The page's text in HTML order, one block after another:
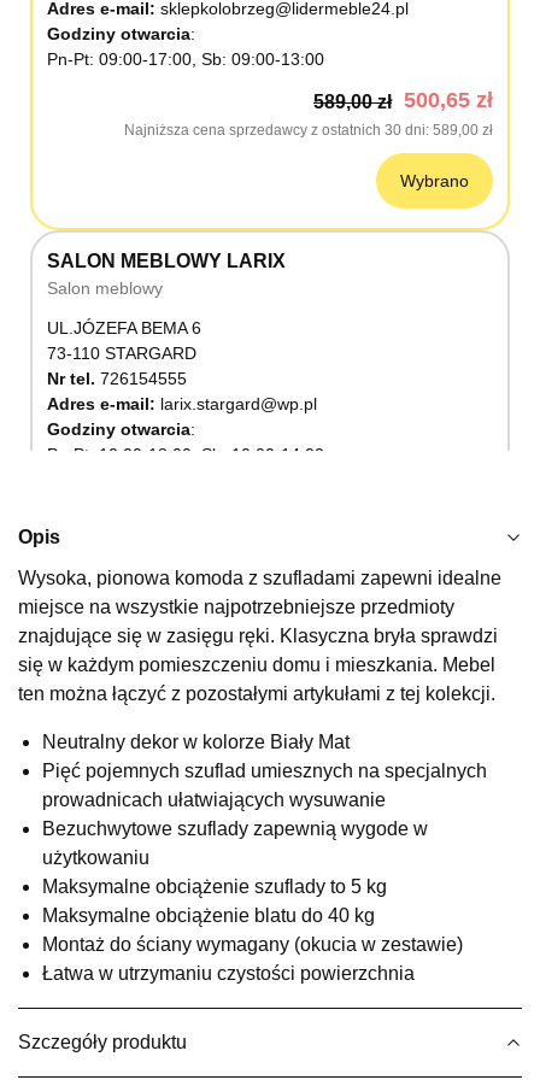
Adres e-mail: sklepkolobrzeg@lidermeble24.pl
Godziny otwarcia
Pn-Pt: 09:00-17:00, Sb: 09:00-13:00
589,00 zł 500,65 zł
Najniższa cena sprzedawcy z ostatnich 30 dni 589,00 zł
Wybrano
SALON MEBLOWY LARIX
Salon meblowy
UL.JÓZEFA BEMA 6
73-110 STARGARD
Nr tel. 726154555
Adres e-mail: larix.stargard@wp.pl
Godziny otwarcia
Pn-Pt: 10:00-18:00, Sb: 10:00-14:00
Wybierz
SALON MEBLOWY KUBUŚ
Salon meblowy
66-470 KOSTRZYN NAD ODRĄ
Nr tel.507103199
Godziny otwarcia
Pn-Pt: 10:00-18:00, Sb: 10:00-14:00
Najniższa cena sprzedawcy z ostatnich 30 dni
Wybierz
Salon meblowy
Opis
Wysoka, pionowa komoda z szufladami zapewni idealne
miejsce na wszystkie najpotrzebniejsze przedmioty
znajdujące się w zasięgu ręki. Klasyczna bryła sprawdzi
się w każdym pomieszczeniu domu i mieszkania. Mebel
ten można łączyć z pozostałymi artykułami z tej kolekcji.
Neutralny dekor w kolorze Biały Mat
Pięć pojemnych szuflad umiesznych na specjalnych
prowadnicach ułatwiających wysuwanie
Bezuchwytowe szuflady zapewnią wygode w
użytkowaniu
Maksymalne obciążenie szuflady to 5 kg
Maksymalne obciążenie blatu do 40 kg
Montaż do ściany wymagany (okucia w zestawie)
Łatwa w utrzymaniu czystości powierzchnia
Szczegóły produktu